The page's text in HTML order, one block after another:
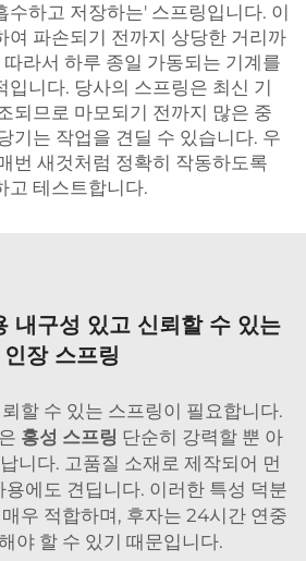
수하고 저장하는' 스프링입니다. 이
여 파손되기 전까지 상당한 거리까
라서 하루 종일 가동되는 기계를
입니다. 당사의 스프링은 최신 기
되므로 마모되기 전까지 많은 중
기는 작업을 견딜 수 있습니다. 우
번 새것처럼 정확히 작동하도록
고 테스트합니다.
내구성 있고 신뢰할 수 있는
인장 스프링
할 수 있는 스프링이 필요합니다.
홍성 스프링 단순히 강력할 뿐 아
니다. 고품질 소재로 제작되어 먼
용에도 견딥니다. 이러한 특성 덕분
우 적합하며, 후자는 24시간 연중
야 할 수 있기 때문입니다.